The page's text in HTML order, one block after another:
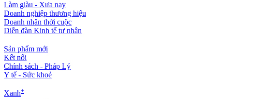
Làm giàu - Xưa nay
Doanh nghiệp thương hiệu
Doanh nhân thời cuộc
Diễn đàn Kinh tế tư nhân
Sản phẩm mới
Kết nối
Chính sách - Pháp Lý
Y tế - Sức khoẻ
Xanh+